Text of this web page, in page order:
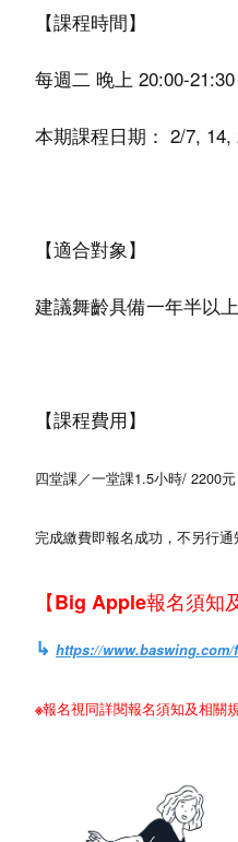
【課程時間】
每週二 晚上 20:00-21:30
本期課程日期： 2/7, 14,
【適合對象】
建議舞齡具備一年半以
【課程費用】
四堂課／一堂課1.5小時/ 2200元
完成繳費即報名成功，不另行通
【Big Apple報名須知
↳ https://www.baswing.com/
※報名視同詳閱報名須知及相關